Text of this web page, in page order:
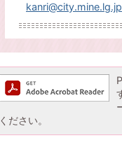
kanri@city.mine.lg.jp
ください。